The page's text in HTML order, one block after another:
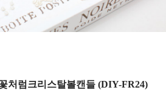
처럼크리스탈볼캔들 (DIY-FR24)